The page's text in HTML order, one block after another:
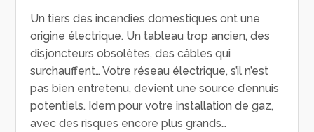
Un tiers des incendies domestiques ont une
origine électrique. Un tableau trop ancien, des
disjoncteurs obsolètes, des câbles qui
surchauffent… Votre réseau électrique, s’il n’est
pas bien entretenu, devient une source d’ennuis
potentiels. Idem pour votre installation de gaz,
avec des risques encore plus grands…